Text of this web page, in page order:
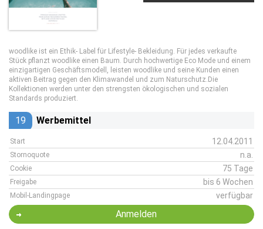
woodlike ist ein Ethik- Label für Lifestyle- Bekleidung. Für jedes verkaufte
Stück pflanzt woodlike einen Baum. Durch hochwertige Eco Mode und einem
einzigartigen Geschäftsmodell, leisten woodlike und seine Kunden einen
aktiven Beitrag gegen den Klimawandel und zum Naturschutz.Die
Kollektionen werden unter den strengsten ökologischen und sozialen
Standards produziert.
19 Werbemittel
Start 12.04.2011
Stornoquote n.a.
Cookie 75 Tage
Freigabe bis 6 Wochen
Mobil-Landingpage verfügbar
Anmelden